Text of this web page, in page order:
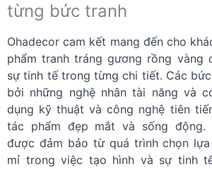
từng bức tranh
Ohadecor cam kết mang đến cho
phẩm tranh tráng gương rồng vàng
sự tinh tế trong từng chi tiết. Các
bởi những nghệ nhân tài năng và
dụng kỹ thuật và công nghệ tiên
tác phẩm đẹp mắt và sống động.
được đảm bảo từ quá trình chọn
mỉ trong việc tạo hình và sự tinh